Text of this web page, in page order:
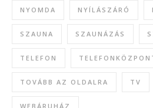
NYOMDA NYÍLÁSZÁRÓ
SZAUNA SZAUNÁZÁS
TELEFON
TOVÁBB AZ OLDALRA TV
WEBÁRUHÁZ